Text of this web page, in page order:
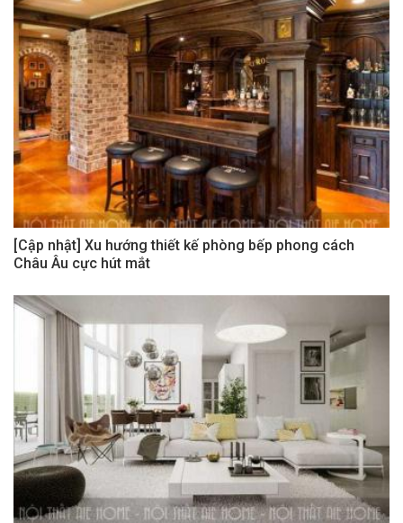
[Cập nhật] Xu hướng thiết kế phòng bếp phong cách
Châu Âu cực hút mắt